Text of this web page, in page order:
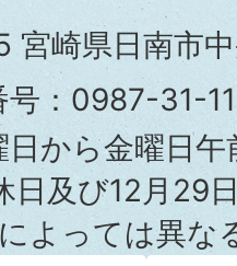
崎県日南市
号：0987-31-
日から金曜日
日及び12月29
によっては異